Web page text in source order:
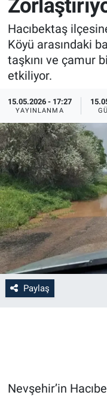
Hacıbektaş
Köyü arasındaki
taşkını ve çamur
etkiliyor.
15.05.2026 - 17:27
YAYINLANMA
Paylaş
Nevşehir’in
Sağlık
Yerel
Genel
Asayiş
İlan - Duyuru-
Türkiye
Sizden Gelenler
Yaşam
Sağlık
Eğitim
Kültür
3.Sayfa
Medya
Bilim-Tek
Kayseri
İlan - Duyuru-
Türkiye
Sizden Gelenler